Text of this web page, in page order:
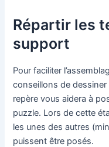
Répartir les
support
Pour faciliter
conseillons de
repère vous aidera à
puzzle. Lors de cette
les unes des autres
puissent être posés.